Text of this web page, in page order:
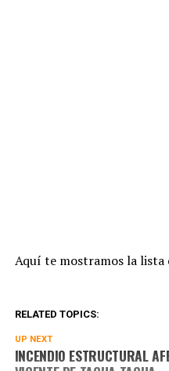
Aquí te mostramos la lista
RELATED TOPICS:
UP NEXT
INCENDIO ESTRUCTURAL